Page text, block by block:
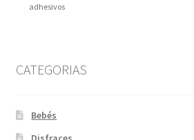
adhesivos
CATEGORIAS
Bebés